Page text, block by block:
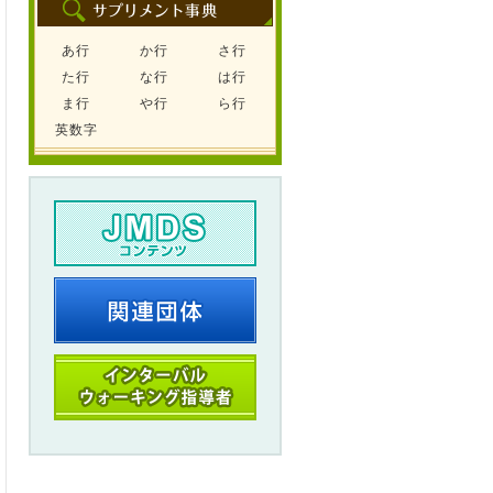
あ行 か行
さ行
た行
な行
は行
ま行
や行
ら行
英数字